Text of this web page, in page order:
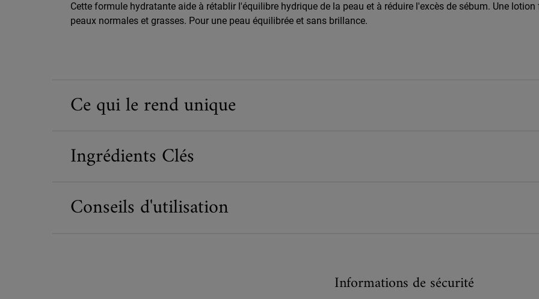
Cette formule hydratante aide à rétablir l'équilibre hydrique de la peau et à réduire l'excès de sébum. Une
peaux normales et grasses. Pour une peau équilibrée et sans brillance.
Ce qui le rend unique
Ingrédients Clés
Conseils d'utilisation
Informations de sécurité